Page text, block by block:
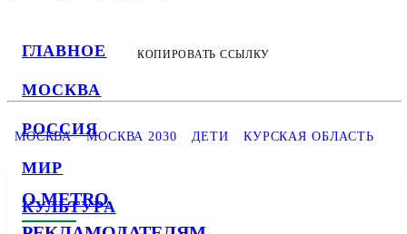
ГЛАВНОЕ
МОСКВА
РОССИЯ
МИР
КУЛЬТУРА
КОПИРОВАТЬ ССЫЛКУ
МОСКВА МОСКВА 2030 ДЕТИ КУРСКАЯ ОБЛАСТЬ
О METRO